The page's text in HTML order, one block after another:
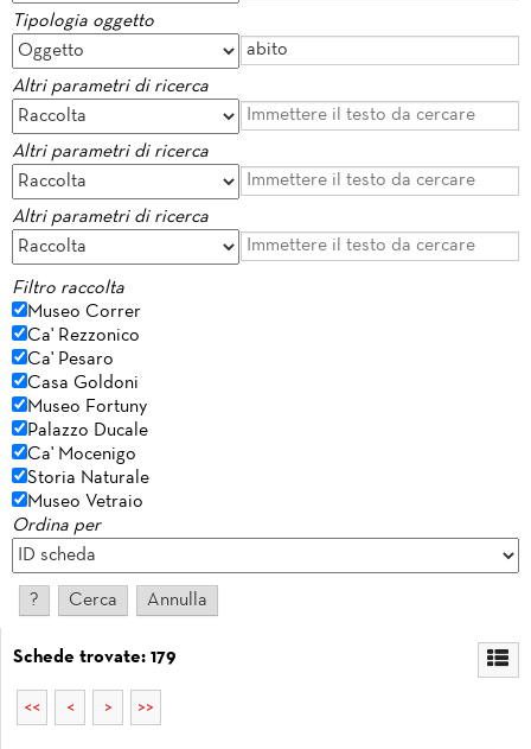
Tipologia oggetto
Altri parametri di ricerca
Altri parametri di ricerca
Altri parametri di ricerca
Filtro raccolta
Museo Correr
Ca' Rezzonico
Ca' Pesaro
Casa Goldoni
Museo Fortuny
Palazzo Ducale
Ca' Mocenigo
Storia Naturale
Museo Vetraio
Ordina per
Schede trovate: 179
<< < > >>